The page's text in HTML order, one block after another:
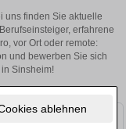
ablehnen
uns finden Sie aktuelle
erfahrene
vor Ort oder remote:
und bewerben Sie sich
Sinsheim!